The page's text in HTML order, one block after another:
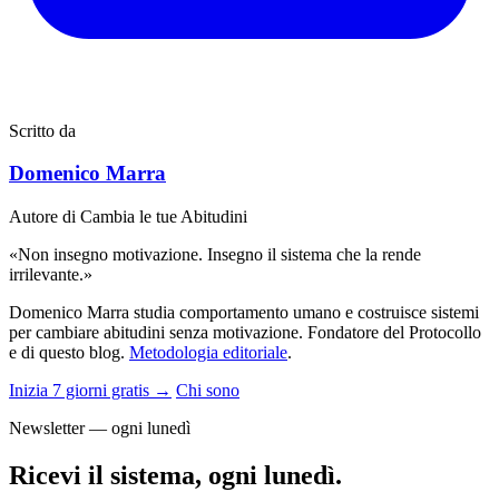
Scritto da
Domenico Marra
Autore di Cambia le tue Abitudini
«Non insegno motivazione. Insegno il sistema che la rende
irrilevante.»
Domenico Marra studia comportamento umano e costruisce sistemi
per cambiare abitudini senza motivazione. Fondatore del Protocollo
e di questo blog. Metodologia editoriale.
Inizia 7 giorni gratis → Chi sono
Newsletter — ogni lunedì
Ricevi il sistema, ogni lunedì.